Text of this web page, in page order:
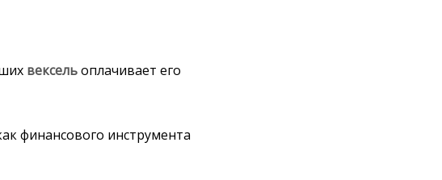
вексельоплачивает его
финансового инструмента